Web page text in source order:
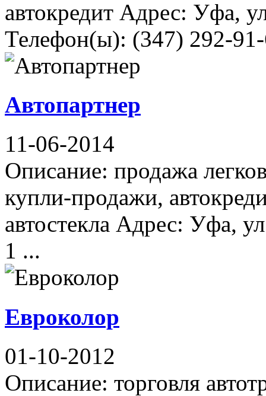
автокредит Адрес: Уфа,
Телефон(ы): (347) 292-
Автопартнер
11-06-2014
Описание: продажа
купли-продажи,
автостекла Адрес: Уфа,
1 ...
Евроколор
01-10-2012
Описание: торговля